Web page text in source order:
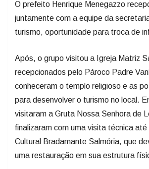
O prefeito Henrique Menegazzo
juntamente com a equipe da
turismo, oportunidade para troca de
Após, o grupo visitou a Igreja Matriz
recepcionados pelo Pároco Padre
conheceram o templo religioso e as
para desenvolver o turismo no local.
visitaram a Gruta Nossa Senhora de
finalizaram com uma visita técnica
Cultural Bradamante Salmória, que
uma restauração em sua estrutura